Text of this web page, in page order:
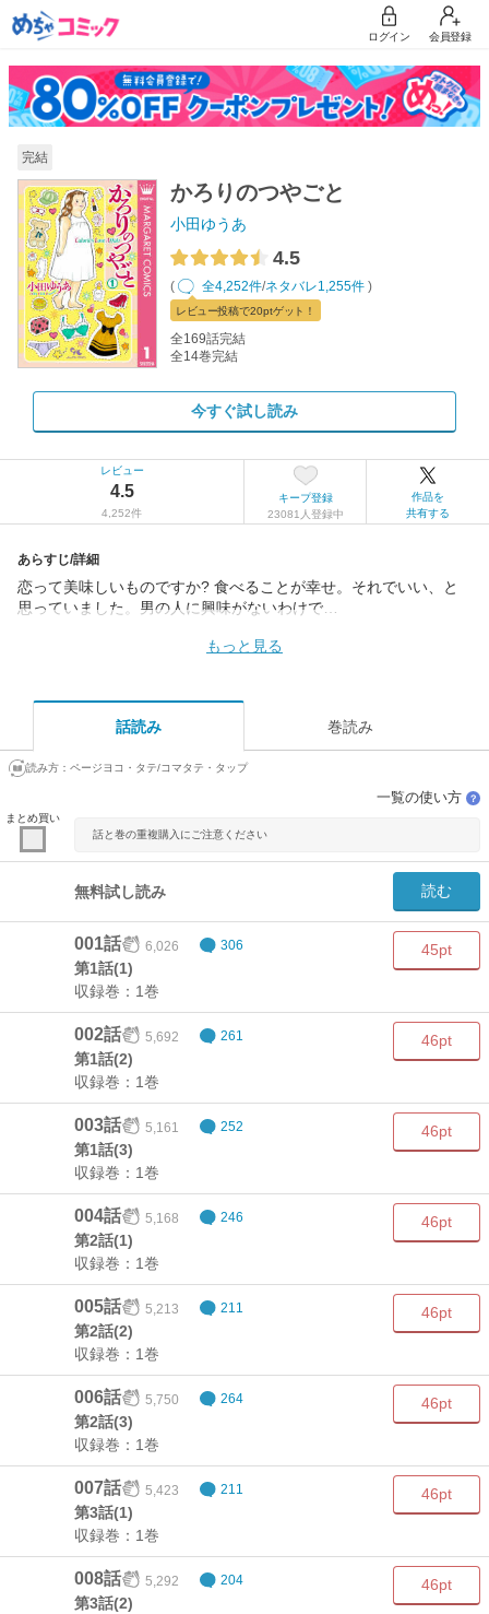
ログイン 会員登録
完結
かろりのつやごと
小田ゆうあ
4.5
( 全4,252件/ネタバレ1,255件 )
レビュー投稿で20ptゲット！
全169話完結
全14巻完結
今すぐ試し読み
レビュー
4.5
4,252件
キープ登録
23081人登録中
作品を
共有する
あらすじ/詳細
恋って美味しいものですか? 食べることが幸せ。それでいい、と
思っていました。男の人に興味がないわけで…
もっと見る
話読み 巻読み
読み方： ページヨコ・タテ/コマタテ・タップ
まとめ買い
一覧の使い方 ？
話と巻の重複購入にご注意ください
無料試し読み 読む
001話 6,026 306
第1話(1)
収録巻：1巻
45pt
002話 5,692 261
第1話(2)
収録巻：1巻
46pt
003話 5,161 252
第1話(3)
収録巻：1巻
46pt
004話 5,168 246
第2話(1)
収録巻：1巻
46pt
005話 5,213 211
第2話(2)
収録巻：1巻
46pt
006話 5,750 264
第2話(3)
収録巻：1巻
46pt
007話 5,423 211
第3話(1)
収録巻：1巻
46pt
008話 5,292 204
第3話(2)
46pt